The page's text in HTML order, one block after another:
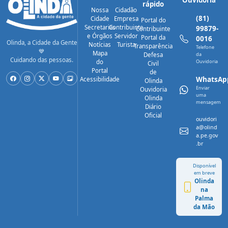
Olinda, a Cidade da Gente
💙
Cuidando das pessoas.
Nossa
Cidade
Secretarias
e Órgãos
Notícias
Mapa
do
Portal
Acessibilidade
Cidadão
Empresa
Contribuinte
Servidor
Turista
rápido
Portal do
Contribuinte
Portal da
Transparência
Defesa
Civil
de
Olinda
Ouvidoria
Olinda
Diário
Oficial
(81)
99879-
0016
Telefone
da
Ouvidoria
Enviar
uma
mensagem
ouvidori
a@olind
a.pe.gov
.br
Disponível
em breve
Olinda
na
Palma
da Mão